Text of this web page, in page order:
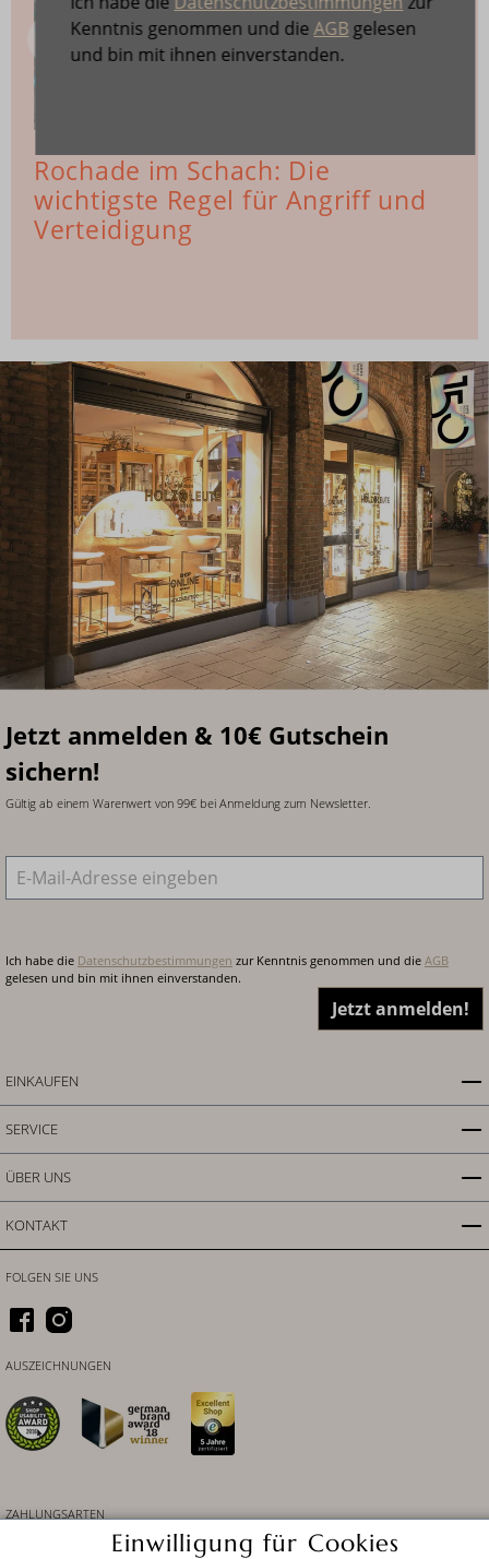
Kenntnis genommen und dieAGB gelesen
und bin mit ihnen einverstanden.
Rochade im Schach: Die
wichtigste Regel für Angriff und
Verteidigung
Jetzt anmelden & 10€ Gutschein
sichern!
Gültig ab einem Warenwert von 99€ bei Anmeldung zum Newsletter.
E-Mail-Adresse
Ich habe die Datenschutzbestimmungen zur Kenntnis genommen und die AGB
gelesen und bin mit ihnen einverstanden.
Jetzt anmelden!
EINKAUFEN
SERVICE
ÜBER UNS
KONTAKT
ZAHLUNGSARTEN
FOLGEN SIE UNS
AUSZEICHNUNGEN
Einwilligung für Cookies